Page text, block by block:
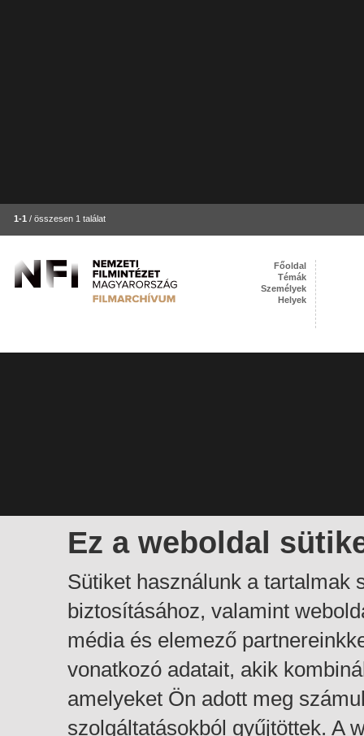
1-1 / összesen 1 találat
Ez a weboldal
Sütiket használunk a tartalmak
biztosításához, valamint
média és elemező
vonatkozó adatait, akik
amelyeket Ön adott meg
szolgáltatásokból gyűjtöttek. A
Főoldal
Témák
Személyek
Helyek